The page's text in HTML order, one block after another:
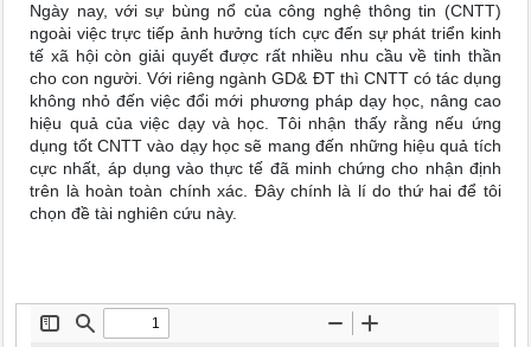
Ngày nay, với sự bùng nổ của công nghệ thông tin (CNTT)
ngoài việc trực tiếp ảnh hưởng tích cực đến sự phát triển kinh
tế xã hội còn giải quyết được rất nhiều nhu cầu về tinh thần
cho con người. Với riêng ngành GD& ĐT thì CNTT có tác dụng
không nhỏ đến việc đổi mới phương pháp dạy học, nâng cao
hiệu quả của việc dạy và học. Tôi nhận thấy rằng nếu ứng
dụng tốt CNTT vào dạy học sẽ mang đến những hiệu quả tích
cực nhất, áp dụng vào thực tế đã minh chứng cho nhận định
trên là hoàn toàn chính xác. Đây chính là lí do thứ hai để tôi
chọn đề tài nghiên cứu này.